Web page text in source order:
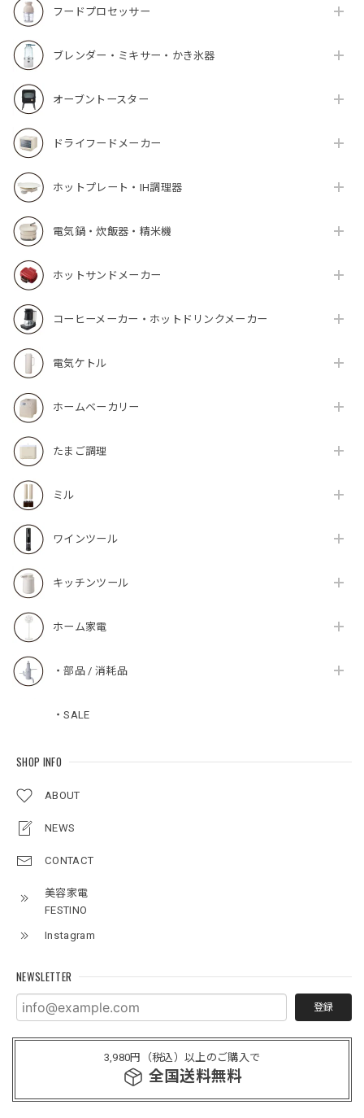
フードプロセッサー
ブレンダー・ミキサー・かき氷器
オーブントースター
ドライフードメーカー
ホットプレート・IH調理器
電気鍋・炊飯器・精米機
ホットサンドメーカー
コーヒーメーカー・ホットドリンクメーカー
電気ケトル
ホームベーカリー
たまご調理
ミル
ワインツール
キッチンツール
ホーム家電
・部品 / 消耗品
・SALE
SHOP INFO
ABOUT
NEWS
CONTACT
美容家電
FESTINO
Instagram
NEWSLETTER
登録
3,980円（税込）以上のご購入で
全国送料無料